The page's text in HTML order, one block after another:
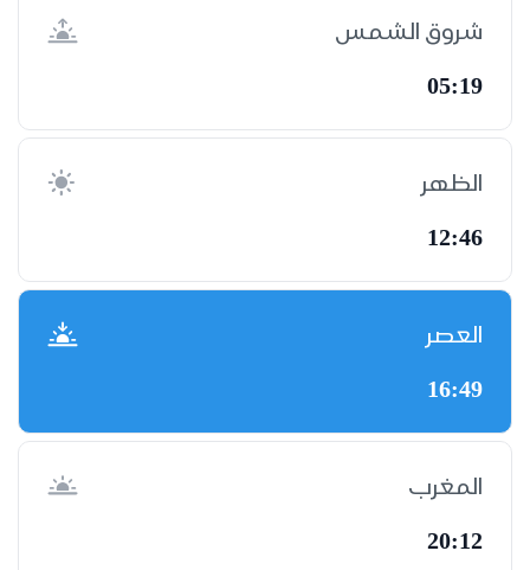
شروق الشمس
05:19
الظهر
12:46
العصر
16:49
المغرب
20:12